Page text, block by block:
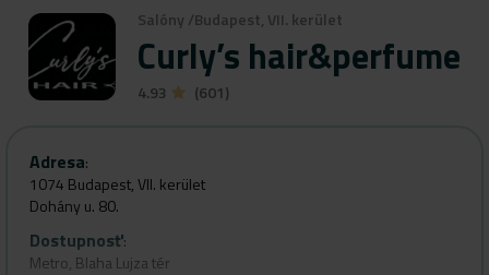
Salóny /Budapest, VII. kerület
Curly’s hair&perfume
4.93 (601)
Adresa:
1074 Budapest, VII. kerület
Dohány u. 80.
Dostupnosť:
Metro, Blaha Lujza tér